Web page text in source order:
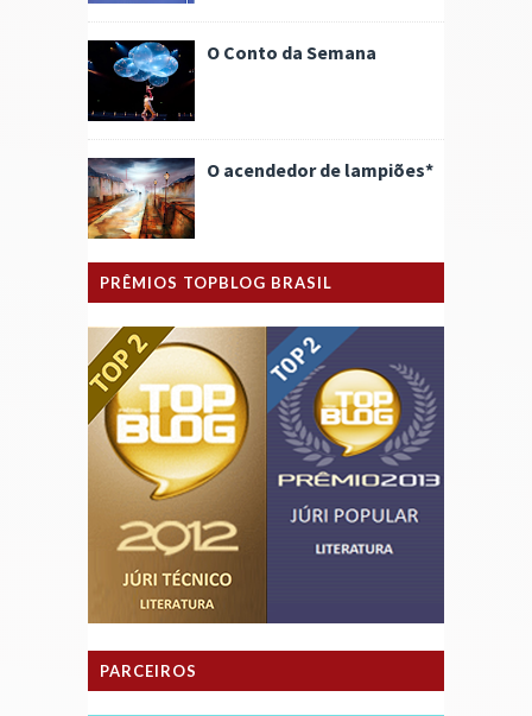
O Conto da Semana
O acendedor de lampiões*
PRÊMIOS TOPBLOG BRASIL
PARCEIROS